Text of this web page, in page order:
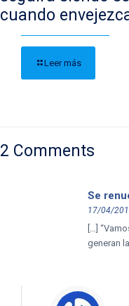
cuando
Leer más
2 Comments
Se
17/04/
[…]
generan